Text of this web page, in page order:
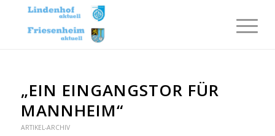
„EIN EINGANGSTOR FÜR
MANNHEIM“
ARTIKEL-ARCHIV